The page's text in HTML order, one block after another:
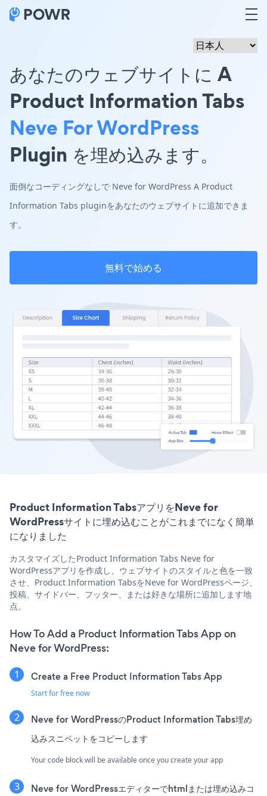
あなたのウェブサイトに A
Product Information Tabs
Neve For WordPress
Plugin を埋め込みます。
面倒なコーディングなしで Neve for WordPress A Product
Information Tabs pluginをあなたのウェブサイトに追加できま
す。
無料で始める
Product Information TabsアプリをNeve for
WordPressサイトに埋め込むことがこれまでになく簡単
になりました
カスタマイズしたProduct Information Tabs Neve for
WordPressアプリを作成し、ウェブサイトのスタイルと色を一致
させ、Product Information TabsをNeve for WordPressページ、
投稿、サイドバー、フッター、または好きな場所に追加します地
点。
How To Add a Product Information Tabs App on
Neve for WordPress:
Create a Free Product Information Tabs App
Start for free now
Neve for WordPressのProduct Information Tabs埋め
込みスニペットをコピーします
Your code block will be available once you create your app
Neve for WordPressエディターでhtmlまたは埋め込みコ